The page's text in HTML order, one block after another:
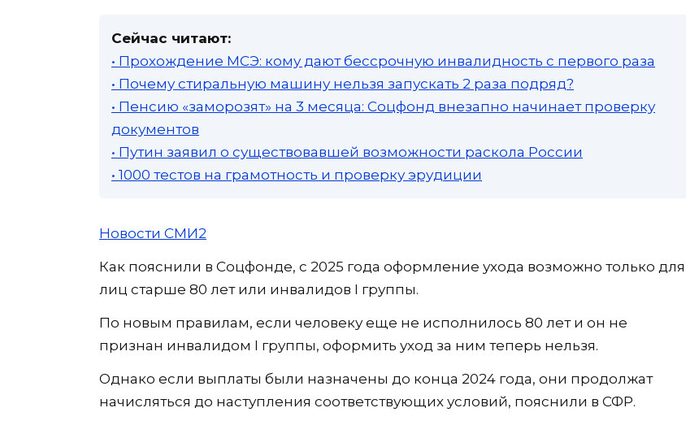
Сейчас читают:
• Прохождение МСЭ: кому дают бессрочную инвалидность с первого раза
• Почему стиральную машину нельзя запускать 2 раза подряд?
• Пенсию «заморозят» на 3 месяца: Соцфонд внезапно начинает проверку
документов
• Путин заявил о существовавшей возможности раскола России
• 1000 тестов на грамотность и проверку эрудиции
Новости СМИ2
Как пояснили в Соцфонде, с 2025 года оформление ухода возможно только для
лиц старше 80 лет или инвалидов I группы.
По новым правилам, если человеку еще не исполнилось 80 лет и он не
признан инвалидом I группы, оформить уход за ним теперь нельзя.
Однако если выплаты были назначены до конца 2024 года, они продолжат
начисляться до наступления соответствующих условий, пояснили в СФР.